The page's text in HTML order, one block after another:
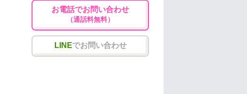
お電話でお問い合わせ
（通話料無料）
LINEでお問い合わせ